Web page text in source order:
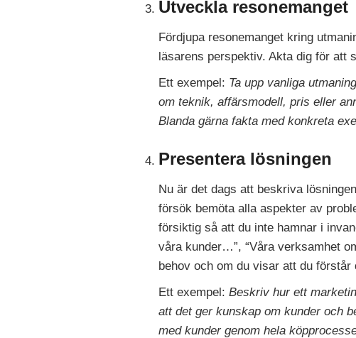
Utveckla resonemanget
Fördjupa resonemanget kring
läsarens perspektiv. Akta dig för att
Ett exempel: Ta upp vanliga
om teknik, affärsmodell, pris eller
Blanda gärna fakta med konkreta
Presentera lösningen
Nu är det dags att beskriva
försök bemöta alla aspekter av
försiktig så att du inte hamnar i
våra kunder…”, “Våra verksamhet
behov och om du visar att du
Ett exempel:Beskriv hur ett
att det ger kunskap om kunder och
med kunder genom hela